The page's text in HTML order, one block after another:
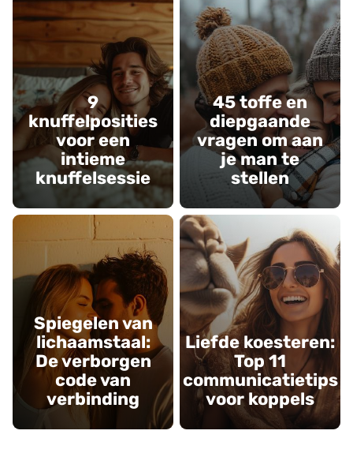
9
knuffelposities
voor een
intieme
knuffelsessie
45 toffe en
diepgaande
vragen om aan
je man te
stellen
Spiegelen van
lichaamstaal:
De verborgen
code van
verbinding
Liefde koesteren:
Top 11
communicatietips
voor koppels